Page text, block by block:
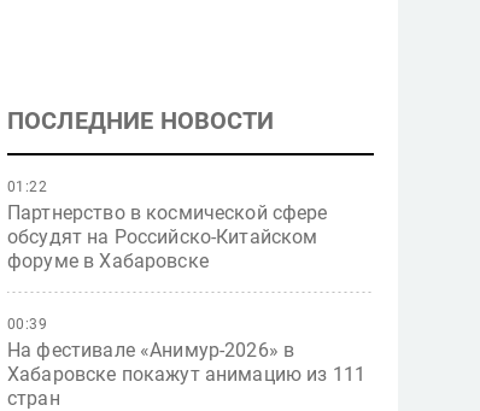
ПОСЛЕДНИЕ НОВОСТИ
Партнерство в космической сфере
обсудят на Российско-Китайском
форуме в Хабаровске
01:22
На фестивале «Анимур-2026» в
Хабаровске покажут анимацию из 111
стран
00:39